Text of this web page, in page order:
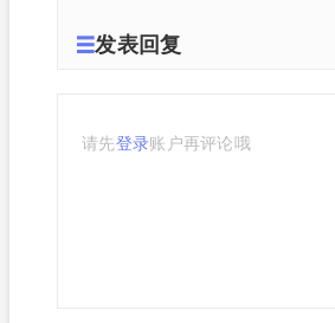
发表回复
请先登录账户再评论哦